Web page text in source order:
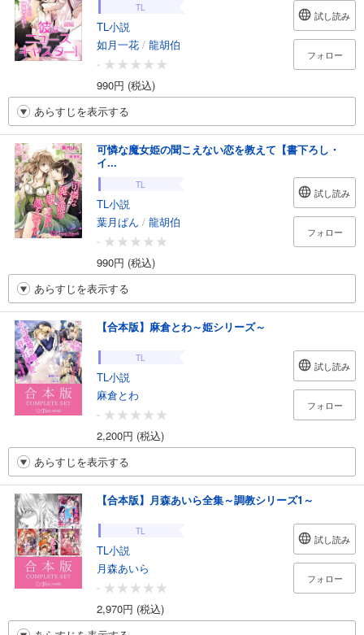
TL
TL小説
如月一花 / 龍胡伯
-
990円 (税込)
試し読み
フォロー
あらすじを表示する
可憐な魔女姫の聞こえない恋を教えて【書下ろし・
イ...
TL
TL小説
葉月ぱん / 龍胡伯
-
990円 (税込)
試し読み
フォロー
あらすじを表示する
【合本版】麻倉とわ～姫シリーズ～
TL
TL小説
麻倉とわ
-
2,200円 (税込)
試し読み
フォロー
あらすじを表示する
【合本版】月森あいら全集～調教シリーズ1～
TL
TL小説
月森あいら
-
2,970円 (税込)
試し読み
フォロー